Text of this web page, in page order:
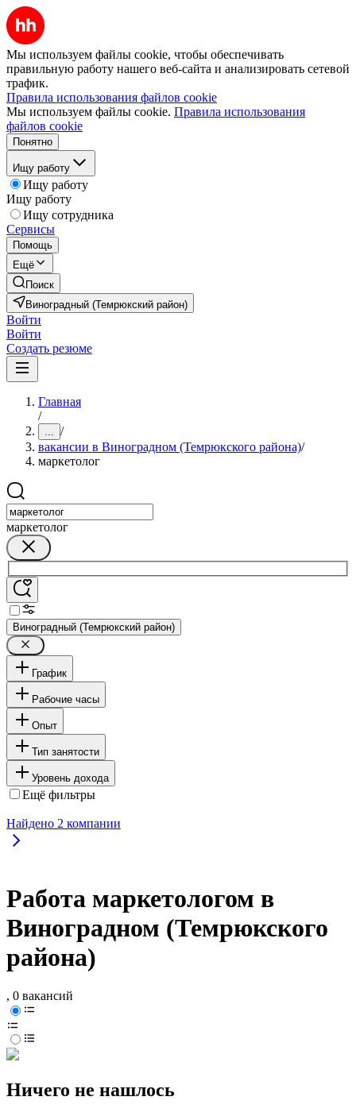
Мы используем файлы cookie, чтобы обеспечивать
правильную работу нашего веб-сайта и анализировать сетевой
трафик.
Правила использования файлов cookie
Мы используем файлы cookie. Правила использования
файлов cookie
Понятно
Ищу работу
Ищу работу
Ищу работу
Ищу сотрудника
Сервисы
Помощь
Ещё
Поиск
Виноградный (Темрюкский район)
Войти
Войти
Создать резюме
Главная
/
... /
вакансии в Виноградном (Темрюкского района)/
маркетолог
маркетолог
Виноградный (Темрюкский район)
График
Рабочие часы
Опыт
Тип занятости
Уровень дохода
Ещё фильтры
Найдено 2 компании
Работа маркетологом в
Виноградном (Темрюкского
района)
, 0 вакансий
Ничего не нашлось